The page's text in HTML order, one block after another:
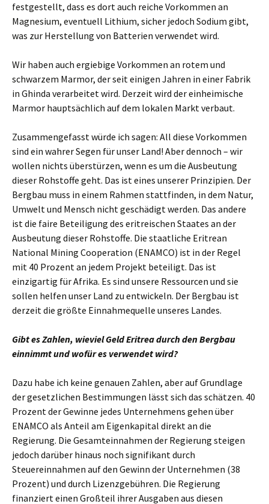
festgestellt, dass es dort auch reiche Vorkommen an
Magnesium, eventuell Lithium, sicher jedoch Sodium gibt,
was zur Herstellung von Batterien verwendet wird.
Wir haben auch ergiebige Vorkommen an rotem und
schwarzem Marmor, der seit einigen Jahren in einer Fabrik
in Ghinda verarbeitet wird. Derzeit wird der einheimische
Marmor hauptsächlich auf dem lokalen Markt verbaut.
Zusammengefasst würde ich sagen: All diese Vorkommen
sind ein wahrer Segen für unser Land! Aber dennoch – wir
wollen nichts überstürzen, wenn es um die Ausbeutung
dieser Rohstoffe geht. Das ist eines unserer Prinzipien. Der
Bergbau muss in einem Rahmen stattfinden, in dem Natur,
Umwelt und Mensch nicht geschädigt werden. Das andere
ist die faire Beteiligung des eritreischen Staates an der
Ausbeutung dieser Rohstoffe. Die staatliche Eritrean
National Mining Cooperation (ENAMCO) ist in der Regel
mit 40 Prozent an jedem Projekt beteiligt. Das ist
einzigartig für Afrika. Es sind unsere Ressourcen und sie
sollen helfen unser Land zu entwickeln. Der Bergbau ist
derzeit die größte Einnahmequelle unseres Landes.
Gibt es Zahlen, wieviel Geld Eritrea durch den Bergbau
einnimmt und wofür es verwendet wird?
Dazu habe ich keine genauen Zahlen, aber auf Grundlage
der gesetzlichen Bestimmungen lässt sich das schätzen. 40
Prozent der Gewinne jedes Unternehmens gehen über
ENAMCO als Anteil am Eigenkapital direkt an die
Regierung. Die Gesamteinnahmen der Regierung steigen
jedoch darüber hinaus noch signifikant durch
Steuereinnahmen auf den Gewinn der Unternehmen (38
Prozent) und durch Lizenzgebühren. Die Regierung
finanziert einen Großteil ihrer Ausgaben aus diesen